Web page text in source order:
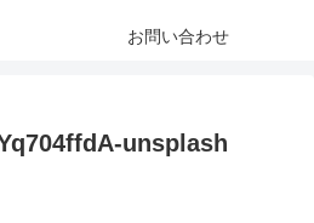
お問い合わせ
unsplash